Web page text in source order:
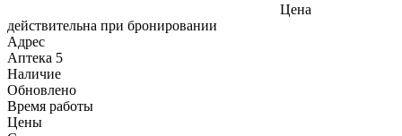
Цена
действительна при бронировании
Адрес
Аптека 5
Наличие
Обновлено
Время работы
Цены